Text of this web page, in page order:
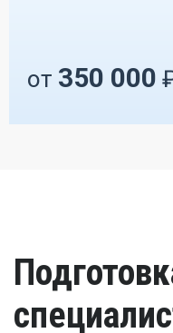
от 350 000